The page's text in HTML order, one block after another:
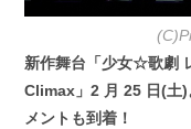
新作舞台「少女☆歌劇
Climax」2 月 25 日(土)
メントも到着！